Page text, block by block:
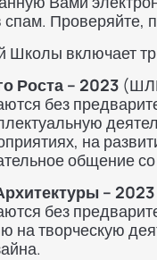
спам.
включает
Роста – 2023
без
на
общение
– 2023
без
творческую